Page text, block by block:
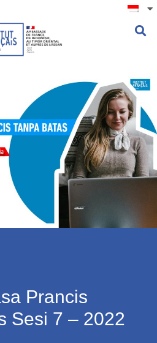
Prancis
Sesi 7 – 2022